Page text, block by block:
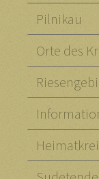
Pilnikau
Orte des